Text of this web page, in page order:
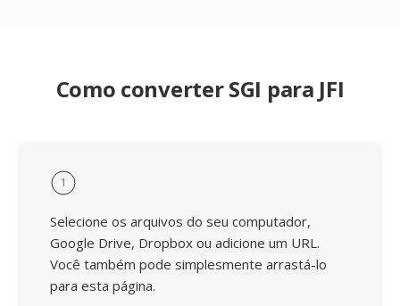
Como converter SGI para JFI
1
Selecione os arquivos do seu computador,
Google Drive, Dropbox ou adicione um URL.
Você também pode simplesmente arrastá-lo
para esta página.